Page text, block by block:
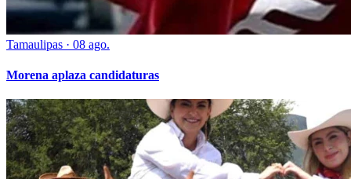
Tamaulipas · 08 ago.
Morena aplaza candidaturas